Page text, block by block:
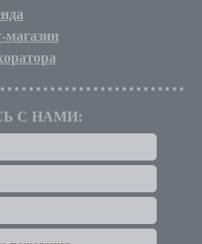
магазин
С НАМИ: